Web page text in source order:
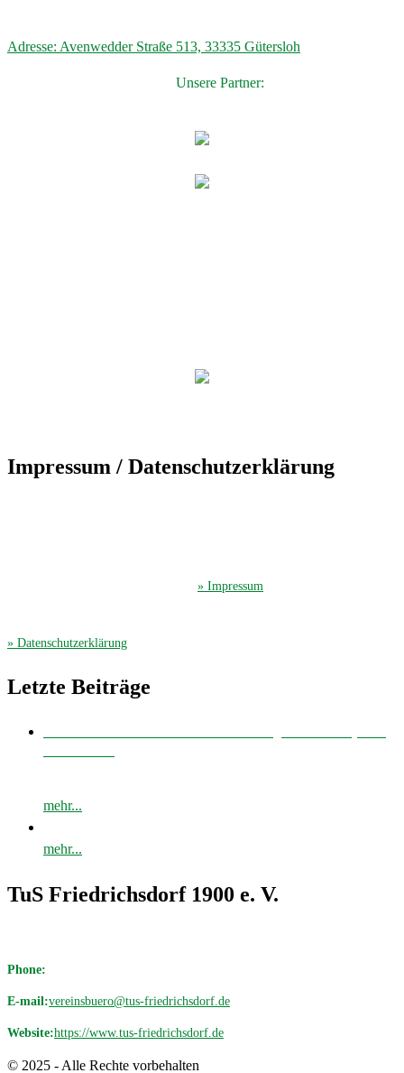
Adresse: Avenwedder Straße 513, 33335 Gütersloh
Unsere Partner:
Impressum / Datenschutzerklärung
» Impressum
» Datenschutzerklärung
Letzte Beiträge
mehr...
mehr...
TuS Friedrichsdorf 1900 e. V.
Phone:
E-mail:vereinsbuero@tus-friedrichsdorf.de
Website:https://www.tus-friedrichsdorf.de
© 2025 - Alle Rechte vorbehalten